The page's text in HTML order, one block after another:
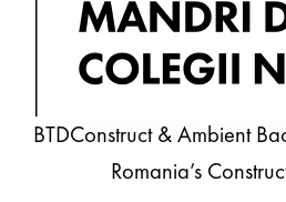
BTDConstruct & Ambient
Romania’s